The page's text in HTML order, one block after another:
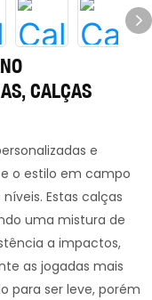
CALÇAS
e
o estilo em campo
Estas calças
uma mistura de
a impactos,
as jogadas mais
para ser leve, porém